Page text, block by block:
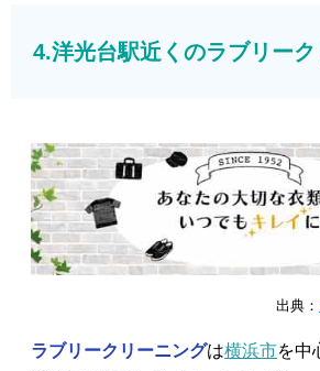
4.洋光台駅近くのラブリー
出典：
ラブリークリーニングは横浜市を中